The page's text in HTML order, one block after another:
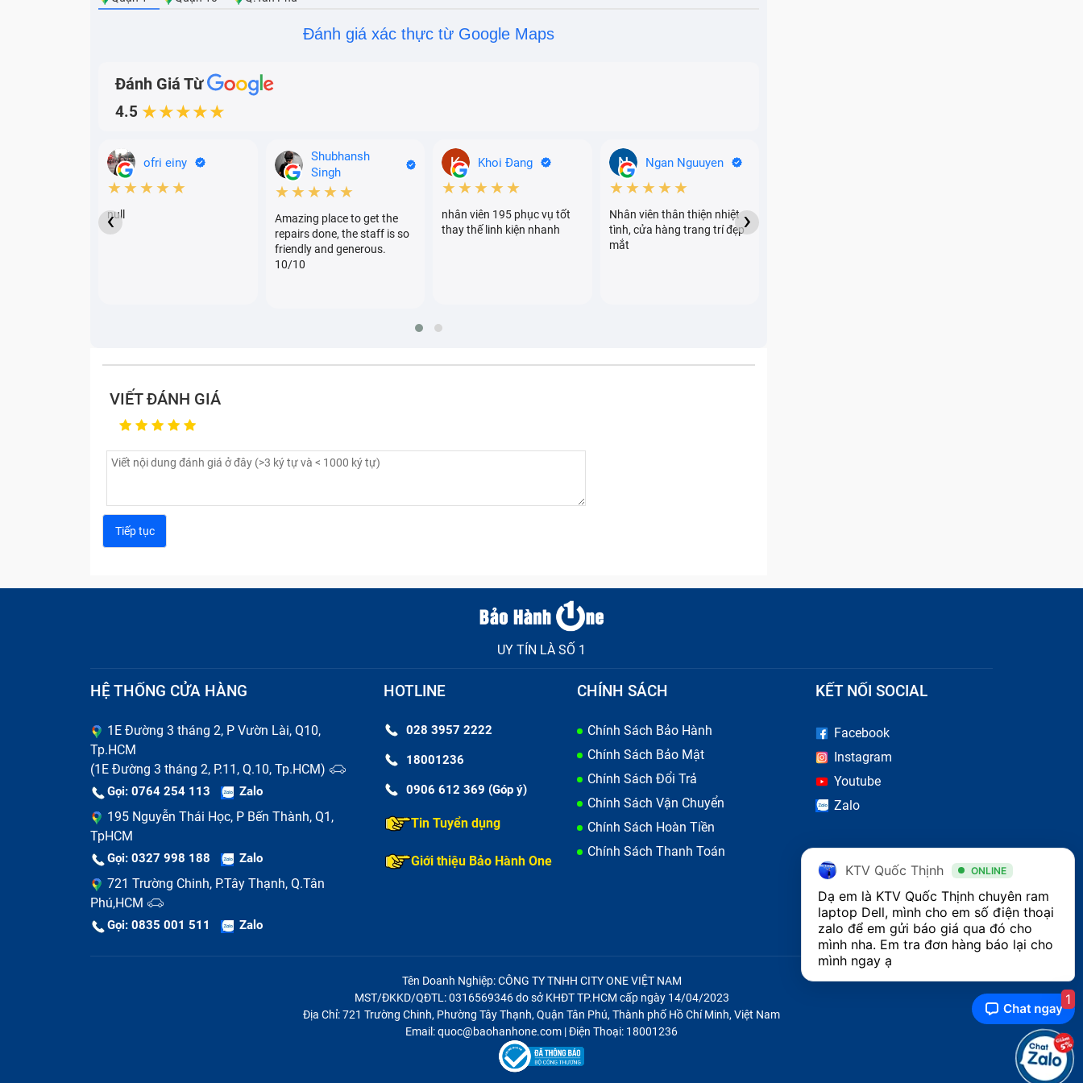
Nguyên nhân gây lỗi, hỏng cần thay RAM Laptop Nâng Cấp Dell Vostro 3568
Có nhiều nguyên nhân gây lỗi, hỏng cần phải thay RAM Laptop Nâng Cấp Dell Vostro 3568, cụ thể:
RAM Laptop có thể bị lỏng do vô tình va chạm mạnh trong quá trình di chuyển, sử dụng,...
Cũng có thể trong quá trình tiến hành nâng cấp hoặc thay RAM, linh kiện mới không đồng bộ với các thanh
RAM còn lại cũng là nguyên nhân khiến RAM bị hỏng. Do đó, việc chọn ra được linh kiện phù hợp với máy
Ngoài ra, RAM laptop Nâng Cấp Dell Vostro 3568 bị hỏng cũng có thể xuất phát từ lỗi phần mềm, ứng
Đánh giá xác thực từ Google Maps
Đánh Giá Từ
4.5 ★★★★★
ofri einy
★★★★★
null
Shubhansh
Singh
★★★★★
Amazing place to get the
repairs done, the staff is so
friendly and generous.
10/10
Khoi Đang
★★★★★
nhân viên 195 phục vụ tốt
thay thế linh kiện nhanh
Ngan Nguuyen
★★★★★
Nhân viên thân thiện nhiệt
tình, cửa hàng trang trí đẹp
mắt
‹ ›
VIẾT ĐÁNH GIÁ
UY TÍN LÀ SỐ 1
HỆ THỐNG CỬA HÀNG
1E Đường 3 tháng 2, P Vườn Lài, Q10,
Tp.HCM
(1E Đường 3 tháng 2, P.11, Q.10, Tp.HCM)
Gọi: 0764 254 113 Zalo
195 Nguyễn Thái Học, P Bến Thành, Q1,
TpHCM
Gọi: 0327 998 188 Zalo
721 Trường Chinh, P.Tây Thạnh, Q.Tân
Phú,HCM
Gọi: 0835 001 511 Zalo
HOTLINE
028 3957 2222
18001236
0906 612 369 (Góp ý)
Tin Tuyển dụng
Giới thiệu Bảo Hành One
CHÍNH SÁCH
Chính Sách Bảo Hành
Chính Sách Bảo Mật
Chính Sách Đổi Trả
Chính Sách Vận Chuyển
Chính Sách Hoàn Tiền
Chính Sách Thanh Toán
KẾT NỐI SOCIAL
Facebook
Instagram
Youtube
Zalo
Tên Doanh Nghiệp: CÔNG TY TNHH CITY ONE VIỆT NAM
MST/ĐKKD/QĐTL: 0316569346 do sở KHĐT TP.HCM cấp ngày 14/04/2023
Địa Chỉ: 721 Trường Chinh, Phường Tây Thạnh, Quận Tân Phú, Thành phố Hồ Chí Minh, Việt Nam
Email: quoc@baohanhone.com | Điện Thoại: 18001236
KTV Quốc Thịnh ONLINE
Dạ em là KTV Quốc Thịnh chuyên ram
laptop Dell, mình cho em số điện thoại
zalo để em gửi báo giá qua đó cho
mình nha. Em tra đơn hàng báo lại cho
mình ngay ạ
1